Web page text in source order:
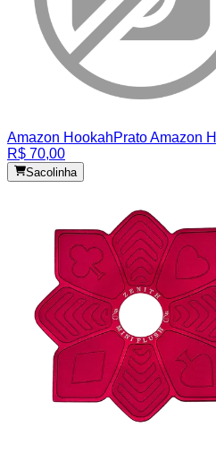
Amazon HookahPrato Amazon
R$ 70,00
Sacolinha